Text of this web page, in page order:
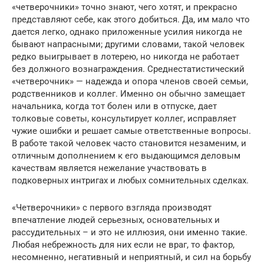
«четверочники» точно знают, чего хотят, и прекрасно
представляют себе, как этого добиться. Да, им мало что
дается легко, однако приложенные усилия никогда не
бывают напрасными; другими словами, такой человек
редко выигрывает в лотерею, но никогда не работает
без должного вознаграждения. Среднестатистический
«четверочник» — надежда и опора членов своей семьи,
родственников и коллег. Именно он обычно замещает
начальника, когда тот болен или в отпуске, дает
толковые советы, консультирует коллег, исправляет
чужие ошибки и решает самые ответственные вопросы.
В работе такой человек часто становится незаменим, и
отличным дополнением к его выдающимся деловым
качествам является нежелание участвовать в
подковерных интригах и любых сомнительных сделках.
«Четверочники» с первого взгляда производят
впечатление людей серьезных, основательных и
рассудительных – и это не иллюзия, они именно такие.
Любая небрежность для них если не враг, то фактор,
несомненно, негативный и неприятный, и сил на борьбу